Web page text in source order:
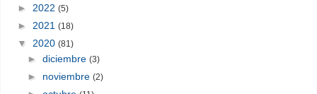
► 2022 (5)
► 2021 (18)
▼ 2020 (81)
►diciembre(3)
► noviembre(2)